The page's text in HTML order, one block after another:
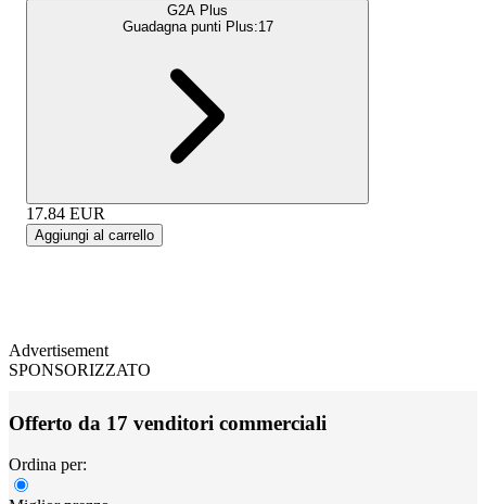
G2A Plus
Guadagna punti Plus:17
17.84 EUR
Aggiungi al carrello
Advertisement
SPONSORIZZATO
Offerto da 17 venditori commerciali
Ordina per: